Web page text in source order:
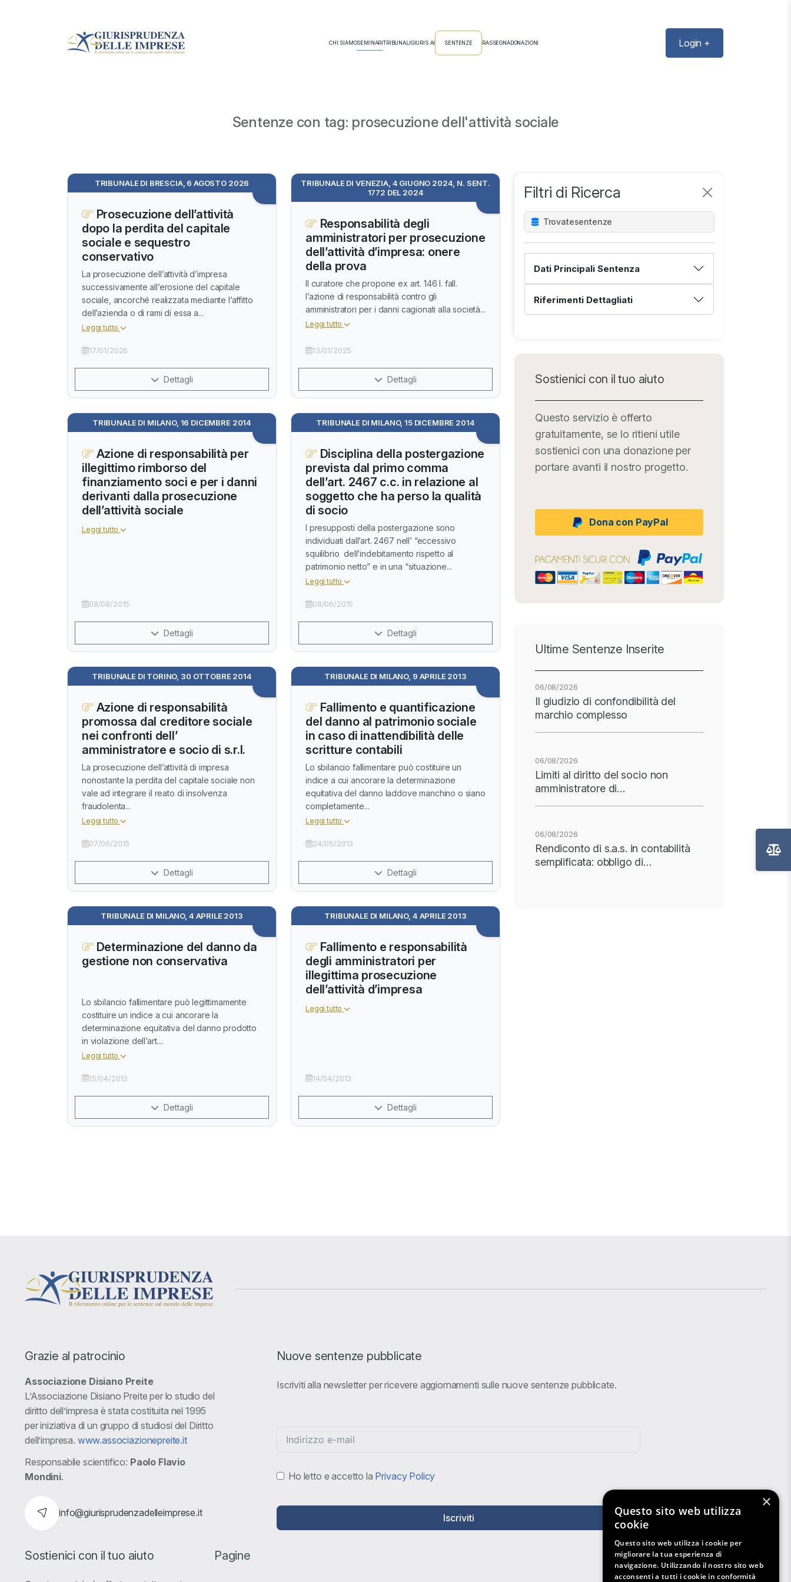
CHI SIAMOSEMINARITRIBUNALIGIURIS AI SENTENZE RASSEGNADONAZIONI Login +
Sentenze con tag: prosecuzione dell'attività sociale
Filtri di Ricerca
Trovatesentenze
Dati Principali Sentenza
Riferimenti Dettagliati
Sostienici con il tuo aiuto
Questo servizio è offerto
gratuitamente, se lo ritieni utile
sostienici con una donazione per
portare avanti il nostro progetto.
Dona con PayPal
Ultime Sentenze Inserite
06/08/2026
Il giudizio di confondibilità del
marchio complesso
06/08/2026
Limiti al diritto del socio non
amministratore di…
06/08/2026
Rendiconto di s.a.s. in contabilità
semplificata: obbligo di…
TRIBUNALE DI BRESCIA, 6 AGOSTO 2026
Prosecuzione dell’attività
dopo la perdita del capitale
sociale e sequestro
conservativo
La prosecuzione dell’attività d’impresa
successivamente all’erosione del capitale
sociale, ancorché realizzata mediante l’affitto
dell’azienda o di rami di essa a...
Leggi tutto
17/01/2026
Dettagli
TRIBUNALE DI VENEZIA, 4 GIUGNO 2024, N. SENT.
1772 DEL 2024
Responsabilità degli
amministratori per prosecuzione
dell’attività d’impresa: onere
della prova
Il curatore che propone ex art. 146 l. fall.
l’azione di responsabilità contro gli
amministratori per i danni cagionati alla società...
Leggi tutto
13/01/2025
Dettagli
TRIBUNALE DI MILANO, 16 DICEMBRE 2014
Azione di responsabilità per
illegittimo rimborso del
finanziamento soci e per i danni
derivanti dalla prosecuzione
dell’attività sociale
Leggi tutto
08/08/2015
Dettagli
TRIBUNALE DI MILANO, 15 DICEMBRE 2014
Disciplina della postergazione
prevista dal primo comma
dell’art. 2467 c.c. in relazione al
soggetto che ha perso la qualità
di socio
I presupposti della postergazione sono
individuati dall’art. 2467 nell’ “eccessivo
squilibrio dell’indebitamento rispetto al
patrimonio netto” e in una “situazione...
Leggi tutto
08/06/2015
Dettagli
TRIBUNALE DI TORINO, 30 OTTOBRE 2014
Azione di responsabilità
promossa dal creditore sociale
nei confronti dell’
amministratore e socio di s.r.l.
La prosecuzione dell’attività di impresa
nonostante la perdita del capitale sociale non
vale ad integrare il reato di insolvenza
fraudolenta...
Leggi tutto
07/06/2015
Dettagli
TRIBUNALE DI MILANO, 9 APRILE 2013
Fallimento e quantificazione
del danno al patrimonio sociale
in caso di inattendibilità delle
scritture contabili
Lo sbilancio fallimentare può costituire un
indice a cui ancorare la determinazione
equitativa del danno laddove manchino o siano
completamente...
Leggi tutto
24/05/2013
Dettagli
TRIBUNALE DI MILANO, 4 APRILE 2013
Determinazione del danno da
gestione non conservativa
Lo sbilancio fallimentare può legittimamente
costituire un indice a cui ancorare la
determinazione equitativa del danno prodotto
in violazione dell’art....
Leggi tutto
15/04/2013
Dettagli
TRIBUNALE DI MILANO, 4 APRILE 2013
Fallimento e responsabilità
degli amministratori per
illegittima prosecuzione
dell’attività d’impresa
Leggi tutto
14/04/2013
Dettagli
Grazie al patrocinio
Associazione Disiano Preite
L’Associazione Disiano Preite per lo studio del
diritto dell’impresa è stata costituita nel 1995
per iniziativa di un gruppo di studiosi del Diritto
dell’impresa. www.associazionepreite.it
Responsabile scientifico: Paolo Flavio
Mondini.
info@giurisprudenzadelleimprese.it
Nuove sentenze pubblicate
Iscriviti alla newsletter per ricevere aggiornamenti sulle nuove sentenze pubblicate.
Ho letto e accetto la Privacy Policy
Iscriviti
Sostienici con il tuo aiuto Pagine
×
Questo sito web utilizza
cookie
Questo sito web utilizza i cookie per
migliorare la tua esperienza di
navigazione. Utilizzando il nostro sito web
acconsenti a tutti i cookie in conformità